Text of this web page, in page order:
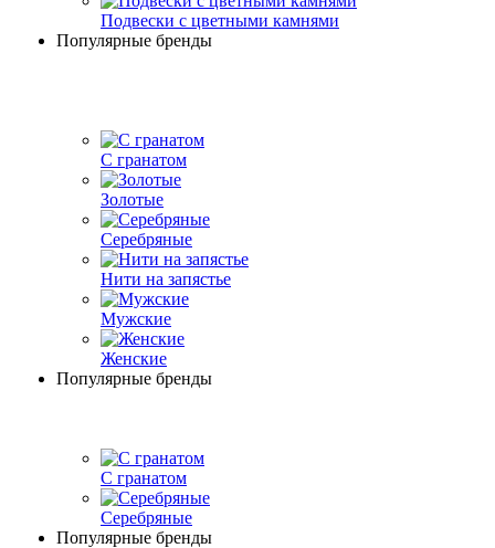
Подвески с цветными камнями
Популярные бренды
С гранатом
Золотые
Серебряные
Нити на запястье
Мужские
Женские
Популярные бренды
С гранатом
Серебряные
Популярные бренды